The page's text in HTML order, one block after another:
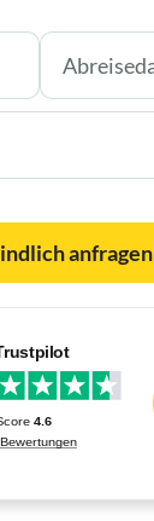
anfragen